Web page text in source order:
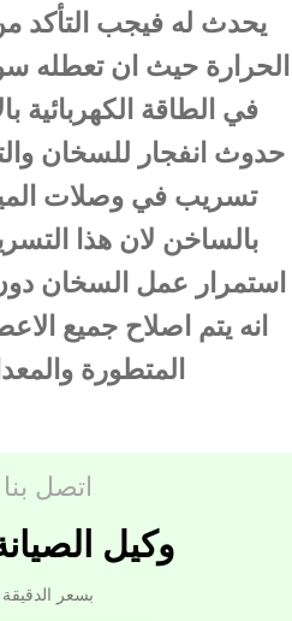
يحدث له فيجب التأكد
الحرارة حيث ان تعطله
في الطاقة الكهربائية
حدوث انفجار للسخان
تسريب في وصلات
بالساخن لان هذا
استمرار عمل السخان
انه يتم اصلاح جميع
المتطورة
اتصل
وكيل
بسعر الدقيقة